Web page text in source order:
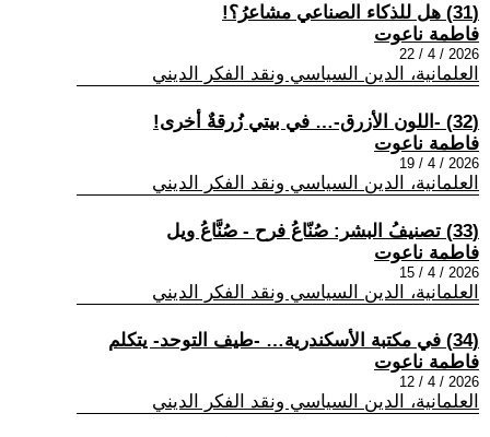
(31) هل للذكاء الصناعي مشاعرُ؟!
فاطمة ناعوت
2026 / 4 / 22
العلمانية، الدين السياسي ونقد الفكر الديني
(32) -اللون الأزرق-… في بيتي زُرقةٌ أخرى!
فاطمة ناعوت
2026 / 4 / 19
العلمانية، الدين السياسي ونقد الفكر الديني
(33) تصنيفُ البشر: صُنّاعُ فرح - صُنَّاعُ ويل
فاطمة ناعوت
2026 / 4 / 15
العلمانية، الدين السياسي ونقد الفكر الديني
(34) في مكتبة الأسكندرية… -طيف التوحد- يتكلم
فاطمة ناعوت
2026 / 4 / 12
العلمانية، الدين السياسي ونقد الفكر الديني